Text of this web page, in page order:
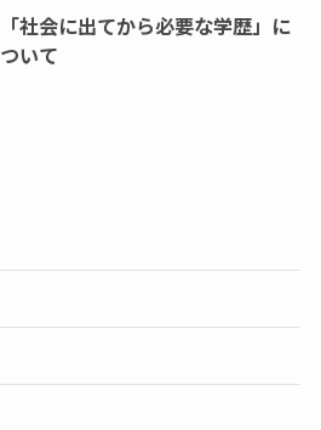
「社会に出てから必要な学歴」に
ついて